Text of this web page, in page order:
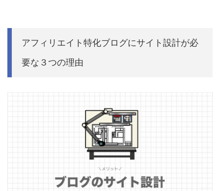
アフィリエイト特化ブログにサイト設計が必
要な３つの理由